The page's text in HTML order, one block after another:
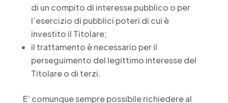
di un compito di interesse pubblico o per
l’esercizio di pubblici poteri di cui è
investito il Titolare;
il trattamento è necessario per il
perseguimento del legittimo interesse del
Titolare o di terzi.
E’ comunque sempre possibile richiedere al